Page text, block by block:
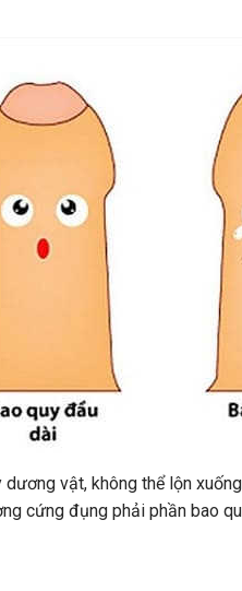
vật, không thể lộn
cứng đụng phải phần bao